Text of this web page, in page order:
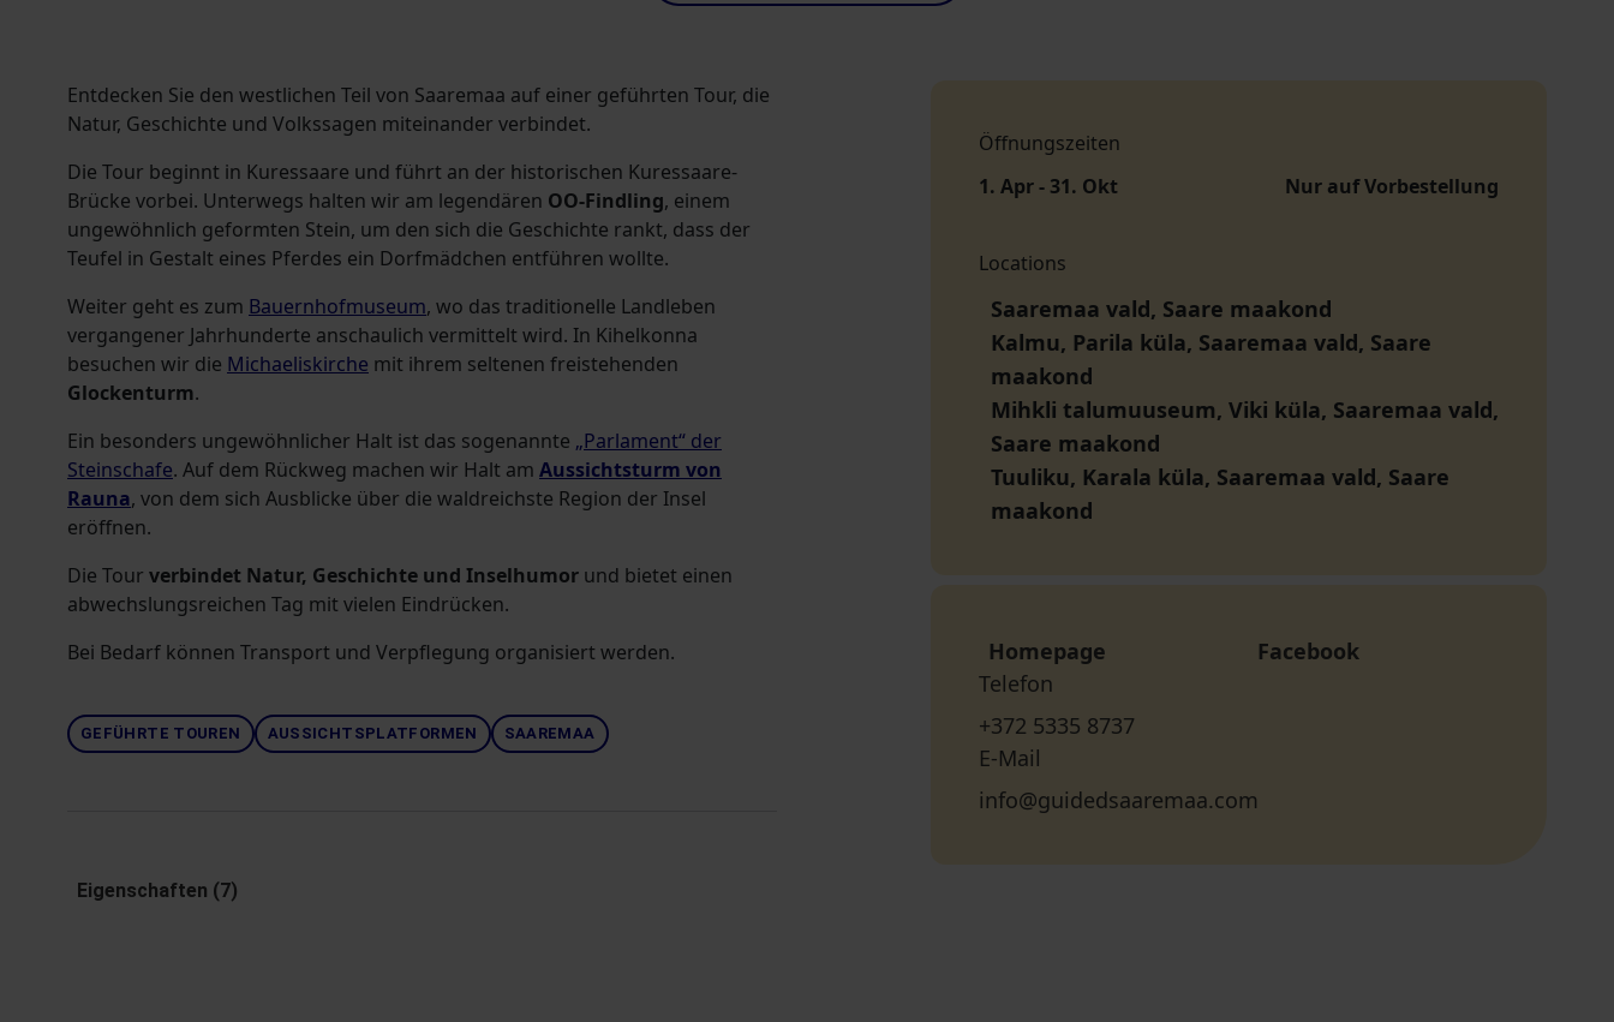
Entdecken Sie den westlichen Teil von Saaremaa auf einer geführten Tour, die
Natur, Geschichte und Volkssagen miteinander verbindet.
Die Tour beginnt in Kuressaare und führt an der historischen Kuressaare-
Brücke vorbei. Unterwegs halten wir am legendären OO-Findling, einem
ungewöhnlich geformten Stein, um den sich die Geschichte rankt, dass der
Teufel in Gestalt eines Pferdes ein Dorfmädchen entführen wollte.
Weiter geht es zum Bauernhofmuseum, wo das traditionelle Landleben
vergangener Jahrhunderte anschaulich vermittelt wird. In Kihelkonna
besuchen wir die Michaeliskirche mit ihrem seltenen freistehenden
Glockenturm.
Ein besonders ungewöhnlicher Halt ist das sogenannte „Parlament“ der
Steinschafe. Auf dem Rückweg machen wir Halt am Aussichtsturm von
Rauna, von dem sich Ausblicke über die waldreichste Region der Insel
eröffnen.
Die Tour verbindet Natur, Geschichte und Inselhumor und bietet einen
abwechslungsreichen Tag mit vielen Eindrücken.
Bei Bedarf können Transport und Verpflegung organisiert werden.
GEFÜHRTE TOUREN AUSSICHTSPLATFORMEN SAAREMAA
Eigenschaften (7)
Öffnungszeiten
1. Apr - 31. Okt
Nur auf Vorbestellung
Locations
Saaremaa vald, Saare maakond
Kalmu, Parila küla, Saaremaa vald, Saare
maakond
Mihkli talumuuseum, Viki küla, Saaremaa vald,
Saare maakond
Tuuliku, Karala küla, Saaremaa vald, Saare
maakond
Homepage
Facebook
Telefon
+372 5335 8737
E-Mail
info@guidedsaaremaa.com